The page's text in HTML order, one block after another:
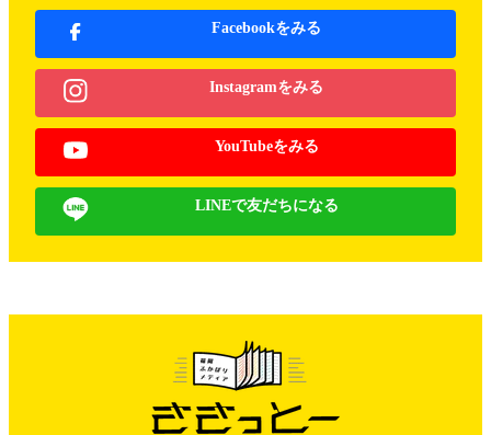
Facebookをみる
Instagramをみる
YouTubeをみる
LINEで友だちになる